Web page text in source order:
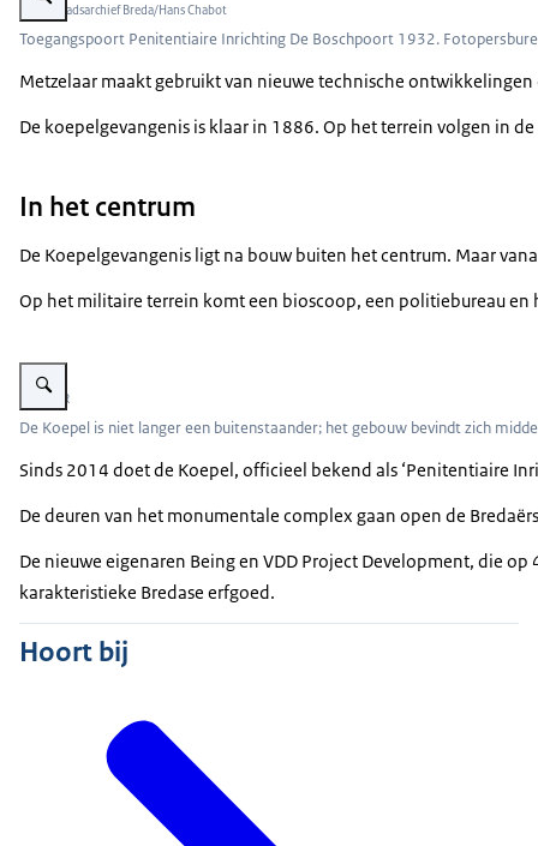
Beeld: Stadsarchief Breda/Hans Chabot
Toegangspoort Penitentiaire Inrichting De Boschpoort 1932.
Metzelaar maakt gebruikt van nieuwe technische
De koepelgevangenis is klaar in 1886. Op het terrein volgen in
In het centrum
De Koepelgevangenis ligt na bouw buiten het centrum. Maar
Op het militaire terrein komt een bioscoop, een politiebureau
Vergroot afbeelding Luchtfoto koepelgevangenis Breda.
Beeld: PR
De Koepel is niet langer een buitenstaander; het gebouw bevindt zich
Sinds 2014 doet de Koepel, officieel bekend als ‘Penitentiaire
De deuren van het monumentale complex gaan open de
De nieuwe eigenaren Being en VDD Project Development, die
karakteristieke Bredase erfgoed.
Hoort bij